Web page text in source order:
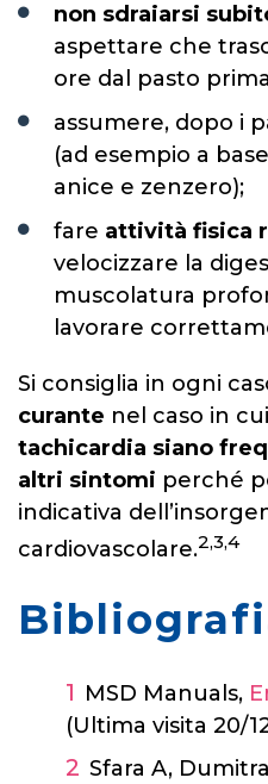
non sdraiarsi
aspettare che
ore dal pasto
assumere, dopo i
(ad esempio a
anice e zenzero);
fare attività fisica
velocizzare la
muscolatura
lavorare
Si consiglia in ogni
curante nel caso in
tachicardia siano
altri sintomi perché
indicativa
cardiovascolare.2,3,4
MSD Manuals,
(Ultima visita 20/
Sfara A,